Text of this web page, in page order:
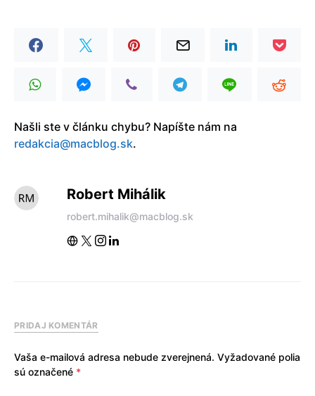
Našli ste v článku chybu? Napíšte nám na
redakcia@macblog.sk.
Robert Mihálik
robert.mihalik@macblog.sk
PRIDAJ KOMENTÁR
Vaša e-mailová adresa nebude zverejnená. Vyžadované polia
sú označené *